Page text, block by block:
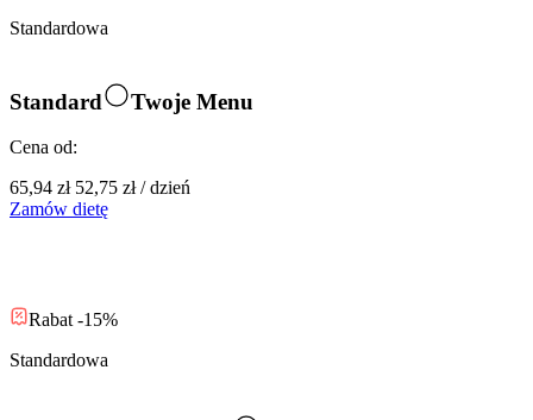
Standardowa
Standard Twoje Menu
Cena od:
65,94 zł 52,75 zł/dzień
Zamów dietę
Rabat -15%
Standardowa